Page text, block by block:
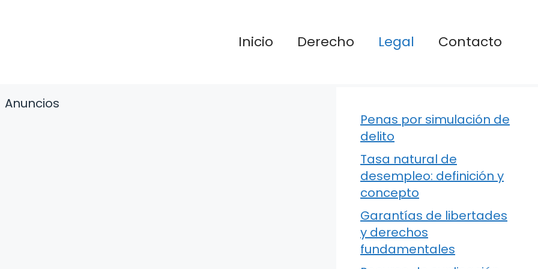
Inicio Derecho Legal Contacto
Anuncios
Penas por simulación de
delito
Tasa natural de
desempleo: definición y
concepto
Garantías de libertades
y derechos
fundamentales